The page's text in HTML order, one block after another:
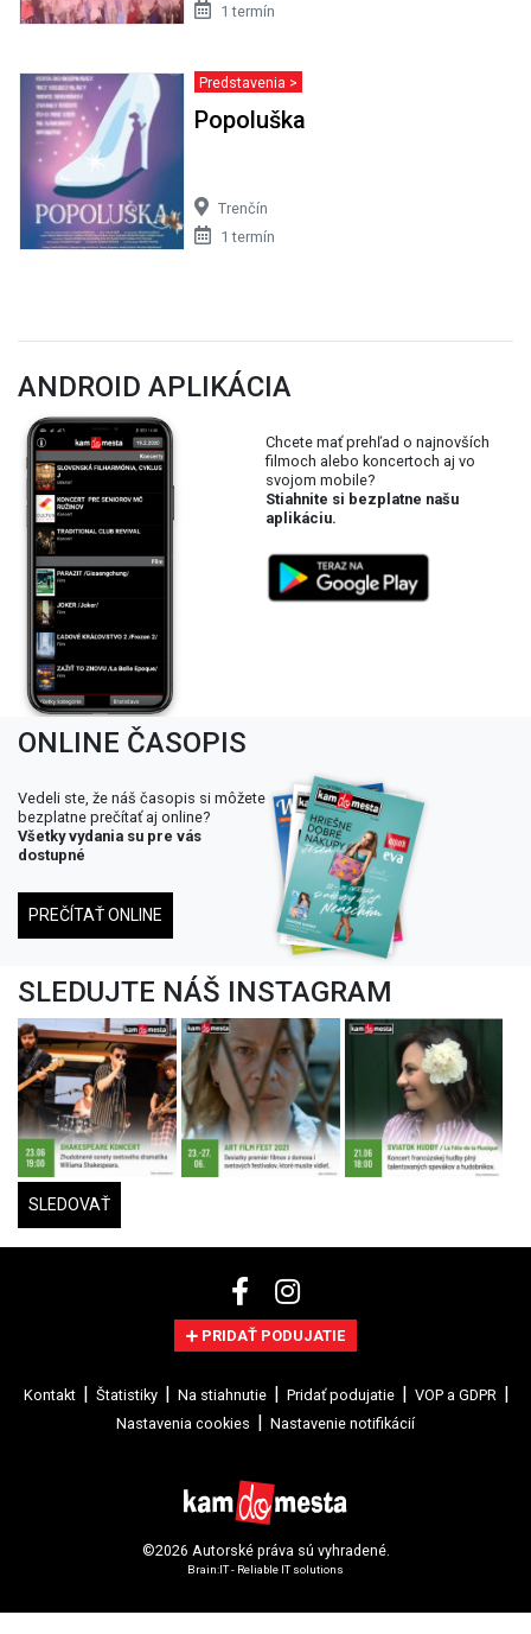
1 termín
Predstavenia >
Popoluška
Trenčín
1 termín
ANDROID APLIKÁCIA
Chcete mať prehľad o najnovších
filmoch alebo koncertoch aj vo
svojom mobile?
Stiahnite si bezplatne našu
aplikáciu.
ONLINE ČASOPIS
Vedeli ste, že náš časopis si môžete
bezplatne prečítať aj online?
Všetky vydania su pre vás
dostupné
PREČÍTAŤ ONLINE
SLEDUJTE NÁŠ INSTAGRAM
SLEDOVAŤ
PRIDAŤ PODUJATIE
Kontakt Štatistiky Na stiahnutie Pridať podujatie
VOP a GDPR
Nastavenia cookies
Nastavenie notifikácií
©2026 Autorské práva sú vyhradené.
Brain:IT - Reliable IT solutions